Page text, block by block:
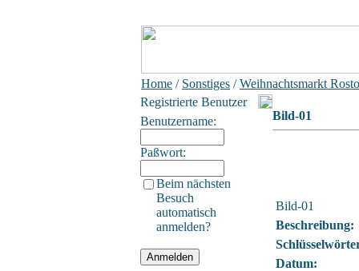
Home / Sonstiges /Weihnachtsmarkt
Registrierte Benutzer
Benutzername:
Paßwort:
Beim nächsten
Besuch
automatisch
anmelden?
Bild-01
Bild-01
Beschreibung:
Datum: